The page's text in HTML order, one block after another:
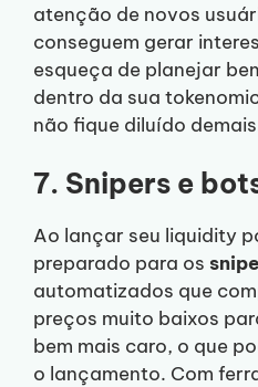
atenção de novos
conseguem gerar
esqueça de planejar
dentro da sua
não fique diluído
7. Snipers e
Ao lançar seu liquidity
preparado para os
automatizados que
preços muito baixos
bem mais caro, o que
o lançamento. Com